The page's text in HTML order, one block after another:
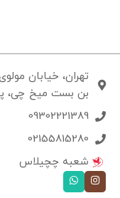
تهران، خیابان
بن بست میخ چی، پلاک 29
09302221389
02155815280
شعبه چچیلاس